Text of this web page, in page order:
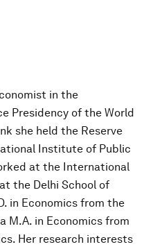
in the
Presidency of the World
she held the Reserve
Institute of Public
at the International
the Delhi School of
in Economics from the
M.A. in Economics from
Her research interests